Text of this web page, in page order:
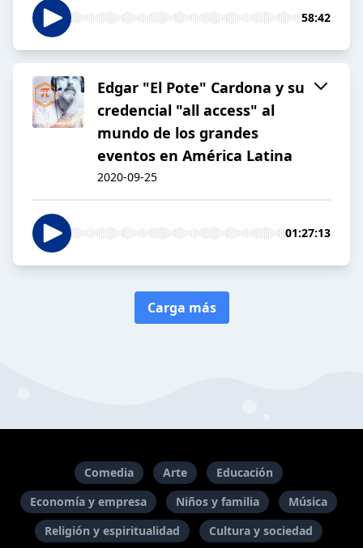
58:42
Edgar "El Pote" Cardona y su
credencial "all access" al
mundo de los grandes
eventos en América Latina
2020-09-25
01:27:13
Carga más
Comedia Arte
Educación
Economía y empresa
Niños y familia
Música
Religión y espiritualidad
Cultura y sociedad